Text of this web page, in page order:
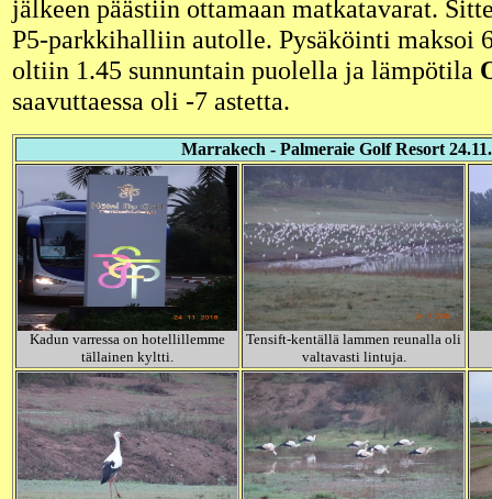
jälkeen päästiin ottamaan matkatavarat.
P5-parkkihalliin autolle. Pysäköinti maksoi
oltiin 1.45 sunnuntain puolella ja lämpötila
saavuttaessa oli -7 astetta.
Marrakech - Palmeraie Golf Resort
Kadun varressa on hotellillemme
tällainen kyltti.
Tensift-kentällä lammen reunalla oli
valtavasti lintuja.